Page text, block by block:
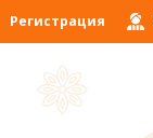
Регистрация